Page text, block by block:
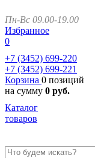
Пн-Вс 09.00-19.00
Избранное
0
+7 (3452) 699-220
+7 (3452) 699-221
Корзина 0 позиций
на сумму 0 руб.
Каталог
товаров